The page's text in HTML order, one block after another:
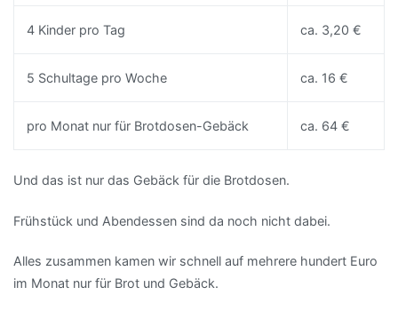
4 Kinder pro Tag ca. 3,20 €
5 Schultage pro Woche ca. 16 €
pro Monat nur für Brotdosen-Gebäck ca. 64 €
Und das ist nur das Gebäck für die Brotdosen.
Frühstück und Abendessen sind da noch nicht dabei.
Alles zusammen kamen wir schnell auf mehrere hundert Euro
im Monat nur für Brot und Gebäck.